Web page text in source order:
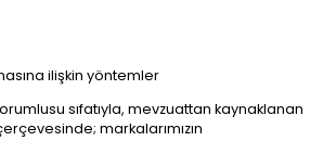
ilişkin yöntemler
sıfatıyla, mevzuattan kaynaklanan
markalarımızın